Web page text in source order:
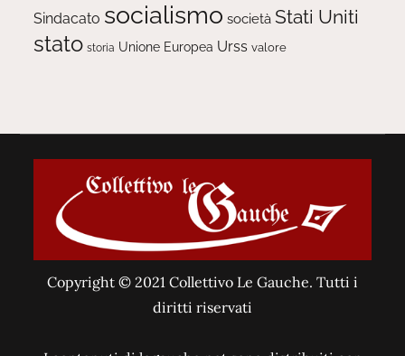
Sindacato socialismo società Stati Uniti
stato storia Unione Europea Urss valore
Copyright © 2021 Collettivo Le Gauche. Tutti i
diritti riservati